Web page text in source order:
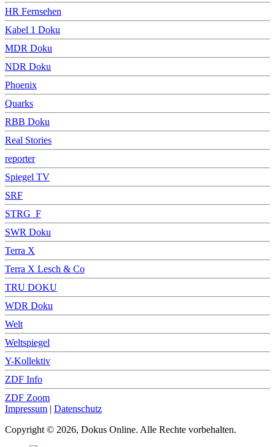
HR Fernsehen
Kabel 1 Doku
MDR Doku
NDR Doku
Phoenix
Quarks
RBB Doku
Real Stories
reporter
Spiegel TV
SRF
STRG_F
SWR Doku
Terra X
Terra X Lesch & Co
TRU DOKU
WDR Doku
Welt
Weltspiegel
Y-Kollektiv
ZDF Info
ZDF Zoom
Impressum | Datenschutz
Copyright © 2026, Dokus Online. Alle Rechte vorbehalten.